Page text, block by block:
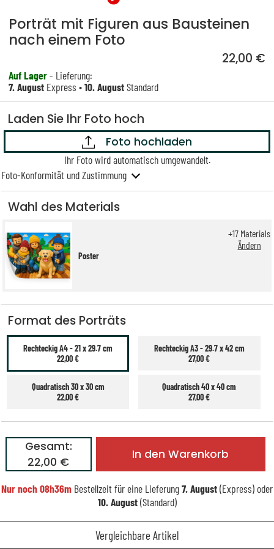
Porträt mit Figuren aus Bausteinen
nach einem Foto
22,00 €
Auf Lager- Lieferung:
7. August Express •10. AugustStandard
Laden Sie Ihr Foto hoch
Foto hochladen
Ihr Foto wird automatisch umgewandelt.
Foto-Konformität und Zustimmung
Wahl des Materials
Poster
+17 Materials
Ändern
Format des Porträts
Rechteckig A4 - 21 x 29.7 cm
22,00 €
Rechteckig A3 - 29.7 x 42 cm
27,00 €
Quadratisch 30 x 30 cm
22,00 €
Quadratisch 40 x 40 cm
27,00 €
Gesamt:
22,00 €
In den Warenkorb
Nur noch08h36m Bestellzeit für eine Lieferung7. August(Express) oder
10. August(Standard)
Vergleichbare Artikel